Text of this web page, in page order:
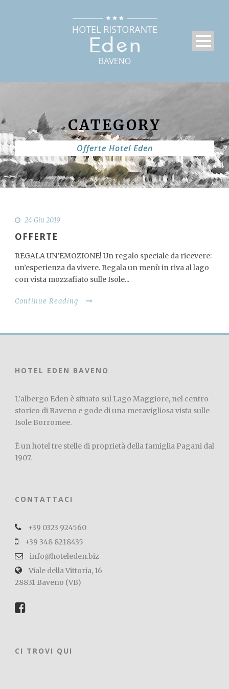
English
CATEGORY
Offerte Hotel Eden
24 Giu 2019
OFFERTE
REGALA UN’EMOZIONE! Un regalo speciale da ricevere:
un’esperienza da vivere. Regala un menù in riva al lago
con vista mozzafiato sulle Isole...
Continue Reading
HOTEL EDEN BAVENO
L’albergo Eden è situato sul Lago Maggiore, nel centro
storico di Baveno e gode di una meravigliosa vista sulle
Isole Borromee.
È un hotel tre stelle di proprietà della famiglia Pagani dal
1907.
CONTATTACI
+39 0323 924560
+39 348 8218435
info@hoteleden.biz
Viale della Vittoria, 16
28831 Baveno (VB)
CI TROVI QUI